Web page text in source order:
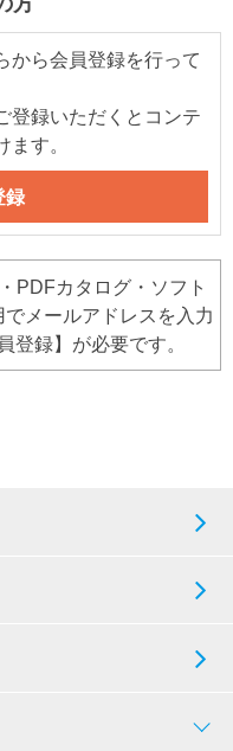
から会員登録を行って
登録いただくとコンテ
す。
PDFカタログ・ソフト
メールアドレスを入力
登録】が必要です。